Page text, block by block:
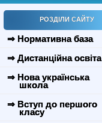
РОЗДІЛИ САЙТУ
⇒ Нормативна база
⇒ Дистанційна освіта
⇒ Нова українська
школа
⇒ Вступ до першого
класу